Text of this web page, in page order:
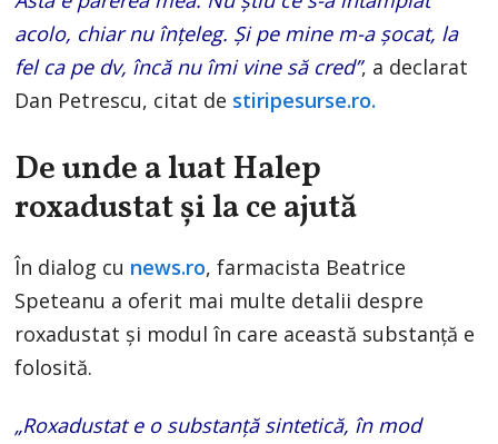
acolo, chiar nu înţeleg. Şi pe mine m-a şocat, la
fel ca pe dv, încă nu îmi vine să cred”, a declarat
Dan Petrescu, citat de stiripesurse.ro.
De unde a luat Halep
roxadustat și la ce ajută
În dialog cu news.ro, farmacista Beatrice
Speteanu a oferit mai multe detalii despre
roxadustat și modul în care această substanță e
folosită.
„Roxadustat e o substanţă sintetică, în mod